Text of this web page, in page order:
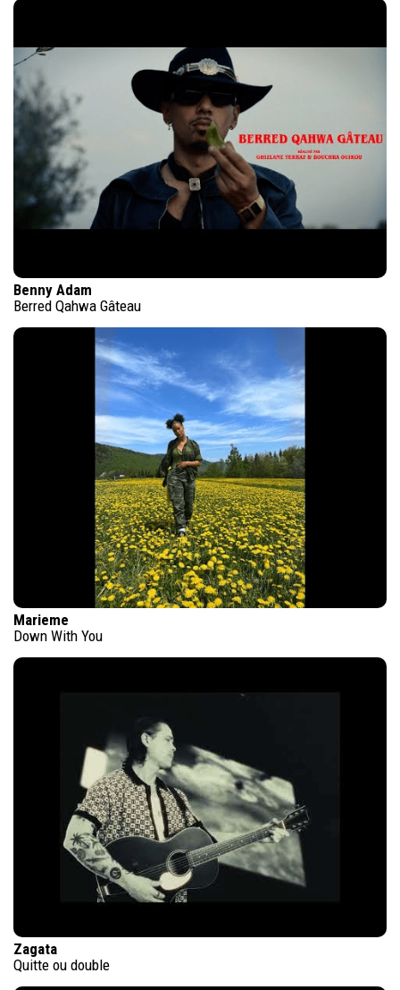
Benny Adam
Berred Qahwa Gâteau
Marieme
Down With You
Zagata
Quitte ou double